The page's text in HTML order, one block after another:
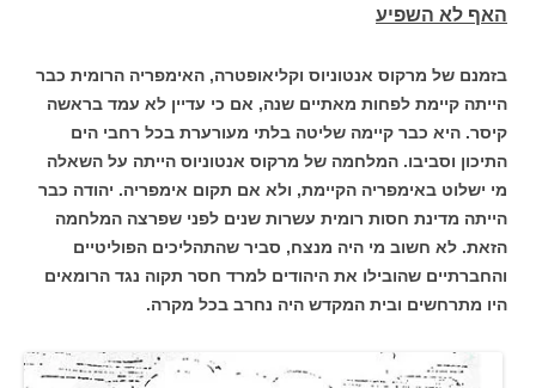
האף לא השפיע
בזמנם של מרקוס אנטוניוס וקליאופטרה, האימפריה הרומית כבר
הייתה קיימת לפחות מאתיים שנה, אם כי עדיין לא עמד בראשה
קיסר. היא כבר קיימה שליטה בלתי מעורערת בכל רחבי הים
התיכון וסביבו. המלחמה של מרקוס אנטוניוס הייתה על השאלה
מי ישלוט באימפריה הקיימת, ולא אם תקום אימפריה. יהודה כבר
הייתה מדינת חסות רומית עשרות שנים לפני שפרצה המלחמה
הזאת. לא חשוב מי היה מנצח, סביר שהתהליכים הפוליטיים
והחברתיים שהובילו את היהודים למרד חסר תקוה נגד הרומאים
היו מתרחשים ובית המקדש היה נחרב בכל מקרה.